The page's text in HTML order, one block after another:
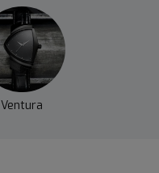
Ventura